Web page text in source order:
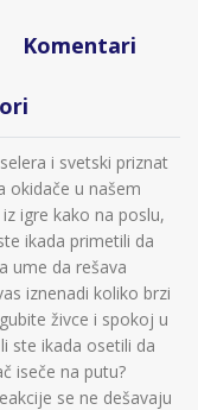
Komentari
i svetski priznat
okidače u našem
igre kako na poslu,
ikada primetili da
ume da rešava
iznenadi koliko brzi
živce i spokoj u
ste ikada osetili da
iseče na putu?
se ne dešavaju